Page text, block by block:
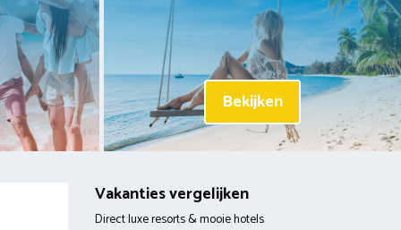
Bekijken
Vakanties vergelijken
Direct luxe resorts & mooie hotels